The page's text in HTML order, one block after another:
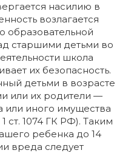
насилию в
возлагается
образовательной
старшими детьми во
школа
их безопасность.
детьми в возрасте
или их родители —
или иного имущества
ст. 1074 ГК РФ). Таким
ребенка до 14
вреда следует